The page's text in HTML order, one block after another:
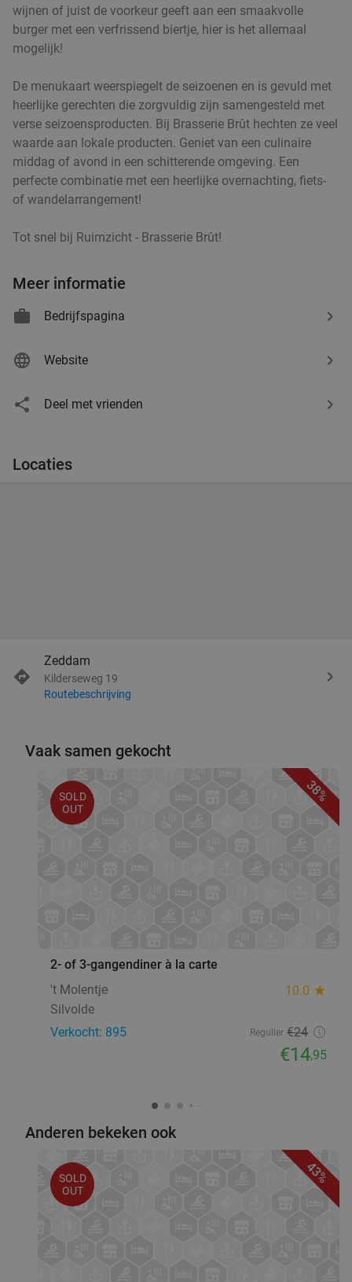
wijnen of juist de voorkeur geeft aan een smaakvolle
burger met een verfrissend biertje, hier is het allemaal
mogelijk!
De menukaart weerspiegelt de seizoenen en is gevuld met
heerlijke gerechten die zorgvuldig zijn samengesteld met
verse seizoensproducten. Bij Brasserie Brût hechten ze veel
waarde aan lokale producten. Geniet van een culinaire
middag of avond in een schitterende omgeving. Een
perfecte combinatie met een heerlijke overnachting, fiets-
of wandelarrangement!
Tot snel bij Ruimzicht - Brasserie Brût!
Meer informatie
Bedrijfspagina
Website
Deel met vrienden
Locaties
Zeddam
Kilderseweg 19
Routebeschrijving
Vaak samen gekocht
38%
SOLD
OUT
2- of 3-gangendiner à la carte
't Molentje
10.0 star
Silvolde
Verkocht: 895
Regulier €24
€14,95
Anderen bekeken ook
43%
SOLD
OUT